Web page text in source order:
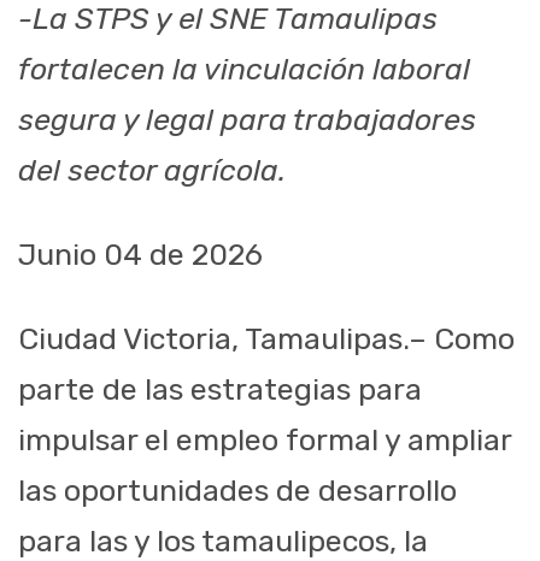
-La STPS y el SNE Tamaulipas
fortalecen la vinculación laboral
segura y legal para trabajadores
del sector agrícola.
Junio 04 de 2026
Ciudad Victoria, Tamaulipas.– Como
parte de las estrategias para
impulsar el empleo formal y ampliar
las oportunidades de desarrollo
para las y los tamaulipecos, la